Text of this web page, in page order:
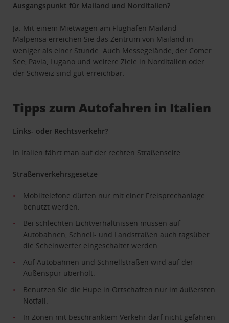
Ausgangspunkt für Mailand und Norditalien?
Ja. Mit einem Mietwagen am Flughafen Mailand-
Malpensa erreichen Sie das Zentrum von Mailand in
weniger als einer Stunde. Auch Messegelände, der Comer
See, Pavia, Lugano und weitere Ziele in Norditalien oder
der Schweiz sind gut erreichbar.
Tipps zum Autofahren in Italien
Links- oder Rechtsverkehr?
In Italien fährt man auf der rechten Straßenseite.
Straßenverkehrsgesetze
Mobiltelefone dürfen nur mit einer Freisprechanlage
benutzt werden.
Bei schlechten Lichtverhältnissen müssen auf
Autobahnen, Schnell- und Landstraßen auch tagsüber
die Scheinwerfer eingeschaltet werden.
Auf Autobahnen und Schnellstraßen wird auf der
Außenspur überholt.
Benutzen Sie die Hupe in Ortschaften nur im äußersten
Notfall.
In Zonen mit beschränktem Verkehr darf nicht gefahren